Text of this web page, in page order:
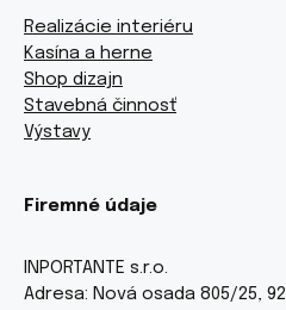
Realizácie interiéru
Kasína a herne
Shop dizajn
Stavebná činnosť
Výstavy
Firemné údaje
INPORTANTE s.r.o.
Adresa: Nová osada 805/25,